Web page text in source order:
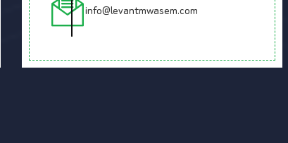
info@levantmwasem.com